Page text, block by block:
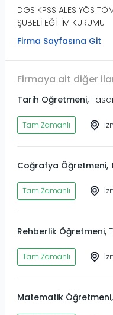
DGS KPSS ALES YÖS
ŞUBELİ EĞİTİM KURUMU
Firma Sayfasına Git
Firmaya ait diğer
Tarih Öğretmeni,
Tam Zamanlı
Coğrafya Öğretmeni,
Tam Zamanlı
Rehberlik Öğretmeni,
Tam Zamanlı
Matematik Öğretmeni,